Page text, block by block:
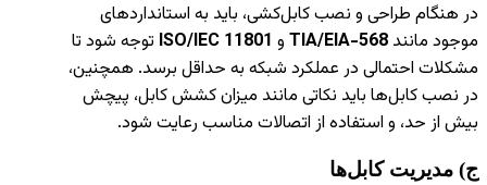
در هنگام طراحی و نصب کابل‌کشی، باید به استانداردهای
موجود مانند TIA/EIA-568 و ISO/IEC 11801 توجه شود تا
مشکلات احتمالی در عملکرد شبکه به حداقل برسد. همچنین،
در نصب کابل‌ها باید نکاتی مانند میزان کشش کابل، پیچش
بیش از حد، و استفاده از اتصالات مناسب رعایت شود.
ج) مدیریت کابل‌ها